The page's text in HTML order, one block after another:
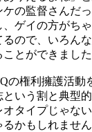
の監督さんだ
ゲイの方がち
ので、いろん
とができました
の権利擁護活動
いう割と典型
タイプじゃな
かもしれませ